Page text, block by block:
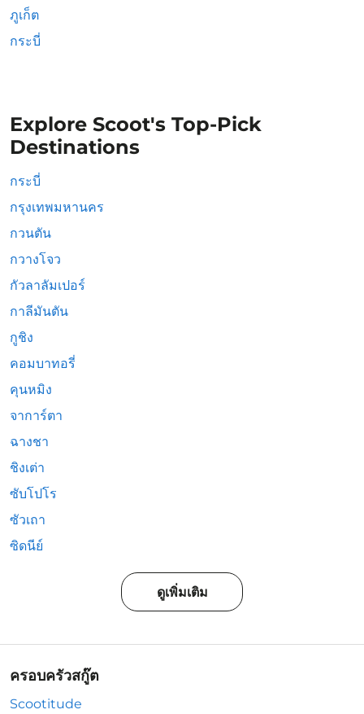
ภูเก็ต
กระบี่
Explore Scoot's Top-Pick
Destinations
กระบี่
กรุงเทพมหานคร
กวนตัน
กวางโจว
กัวลาลัมเปอร์
กาลีมันตัน
กูชิง
คอมบาทอรี่
คุนหมิง
จาการ์ตา
ฉางชา
ชิงเต่า
ซับโปโร
ซัวเถา
ซิดนีย์
ดูเพิ่มเติม
ครอบครัวสกู๊ต
Scootitude